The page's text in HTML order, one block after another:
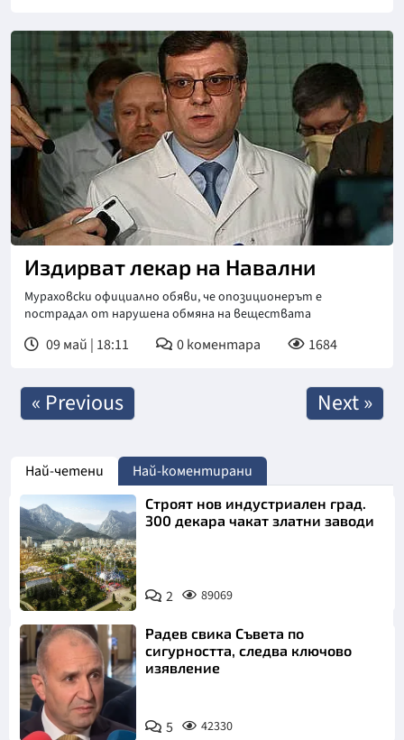
Издирват лекар на Навални
Мураховски официално обяви, че опозиционерът е
пострадал от нарушена обмяна на веществата
09 май | 18:11 0коментара 1684
« Previous Next »
Най-четени Най-коментирани
Строят нов индустриален град.
300 декара чакат златни заводи
2 89069
Радев свика Съвета по
сигурността, следва ключово
изявление
5 42330